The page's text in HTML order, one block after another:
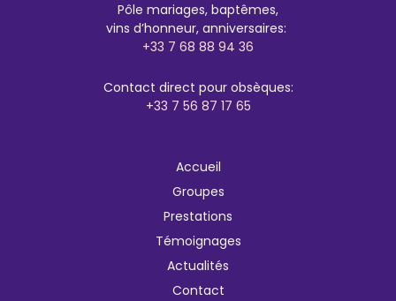
Pôle mariages, baptêmes,
vins d’honneur, anniversaires:
+33 7 68 88 94 36
Contact direct pour obsèques:
+33 7 56 87 17 65
Accueil
Groupes
Prestations
Témoignages
Actualités
Contact